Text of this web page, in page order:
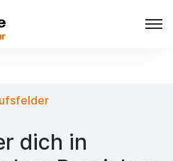
dich in